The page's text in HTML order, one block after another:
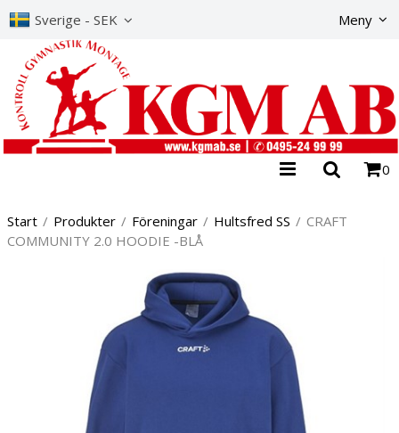
Sverige - SEK Meny
0
Start / Produkter / Föreningar / Hultsfred SS / CRAFT
COMMUNITY 2.0 HOODIE -BLÅ